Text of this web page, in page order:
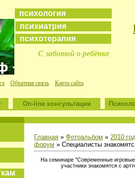
психология
психиатрия
психотерапия
С заботой о ребёнке
Обратная связь Карта сайта
On-line консультации
Главная » Фотоальбом » 2010
форум » Специалисты
На семинаре "Современные игровые
участники знакомятся с